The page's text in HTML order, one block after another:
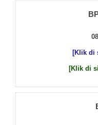
[Klik di
[Klik di